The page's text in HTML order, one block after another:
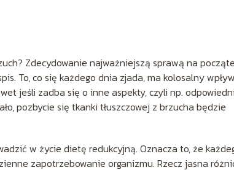
Zdecydowanie najważniejszą sprawą na
To, co się każdego dnia zjada, ma kolosalny
jeśli zadba się o inne aspekty, czyli np.
pozbycie się tkanki tłuszczowej z brzucha będzie
w życie dietę redukcyjną. Oznacza to, że
zapotrzebowanie organizmu. Rzecz jasna